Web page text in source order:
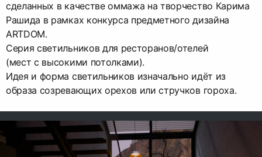
сделанных в качестве оммажа на творчество Карима
Рашида в рамках конкурса предметного дизайна
ARTDOM.
Серия светильников для ресторанов/отелей
(мест с высокими потолками).
Идея и форма светильников изначально идёт из
образа созревающих орехов или стручков гороха.